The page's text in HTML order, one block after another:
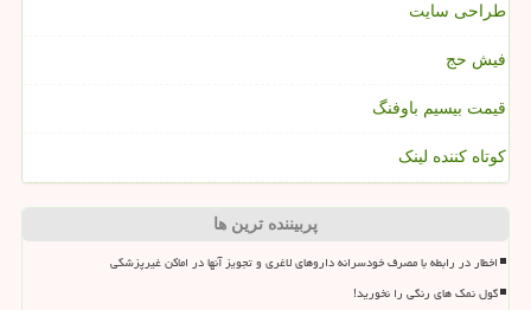
طراحی سایت
فیش حج
قیمت بیسیم باوفنگ
کوتاه کننده لینک
پربیننده ترین ها
اخطار در رابطه با مصرف خودسرانه داروهای لاغری و تجویز آنها در اماکن غیرپزشکی
گول نمک های رنگی را نخورید!